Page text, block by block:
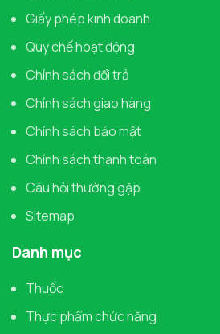
Giấy phép kinh doanh
Quy chế hoạt động
Chính sách đổi trả
Chính sách giao hàng
Chính sách bảo mật
Chính sách thanh toán
Câu hỏi thường gặp
Sitemap
Danh mục
Thuốc
Thực phẩm chức năng